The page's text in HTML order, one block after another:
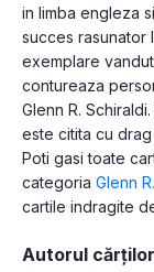
in limba engleza
succes rasunator
exemplare
contureaza
Glenn R.
este citita cu
Poti gasi toate
categoria Glenn
cartile indragite
Autorul